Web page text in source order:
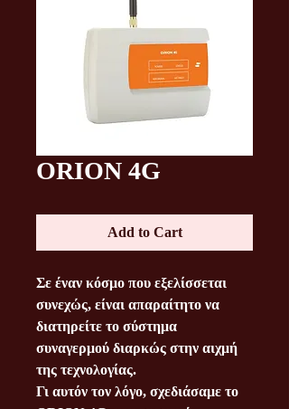
ORION 4G
Add to Cart
Σε έναν κόσμο που εξελίσσεται
συνεχώς, είναι απαραίτητο να
διατηρείτε το σύστημα
συναγερμού διαρκώς στην αιχμή
της τεχνολογίας.
Γι αυτόν τον λόγο, σχεδιάσαμε το